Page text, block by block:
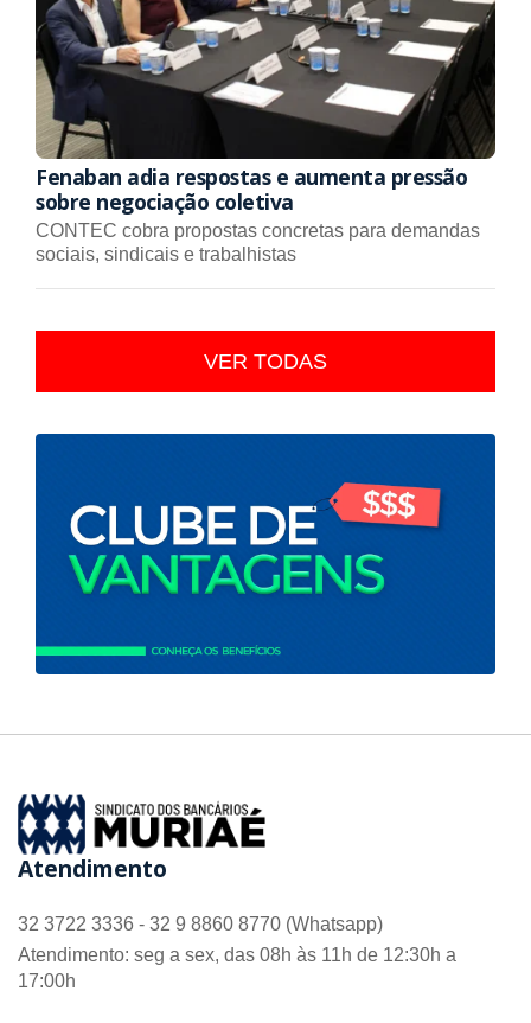
Fenaban adia respostas e aumenta pressão
sobre negociação coletiva
CONTEC cobra propostas concretas para demandas
sociais, sindicais e trabalhistas
VER TODAS
Atendimento
32 3722 3336 - 32 9 8860 8770 (Whatsapp)
Atendimento: seg a sex, das 08h às 11h de 12:30h a
17:00h